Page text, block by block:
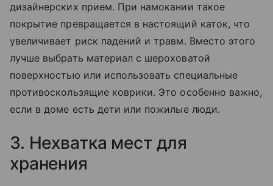
дизайнерских прием. При намокании такое
покрытие превращается в настоящий каток, что
увеличивает риск падений и травм. Вместо этого
лучше выбрать материал с шероховатой
поверхностью или использовать специальные
противоскользящие коврики. Это особенно важно,
если в доме есть дети или пожилые люди.
3. Нехватка мест для
хранения